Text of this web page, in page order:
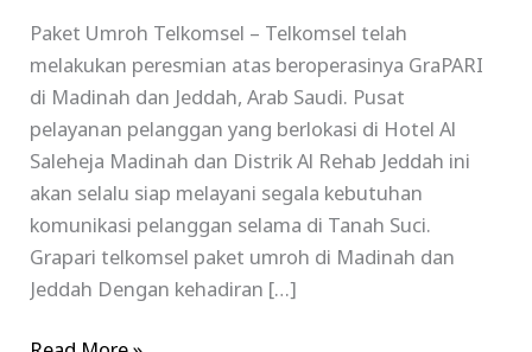
Paket Umroh Telkomsel – Telkomsel telah
melakukan peresmian atas beroperasinya GraPARI
di Madinah dan Jeddah, Arab Saudi. Pusat
pelayanan pelanggan yang berlokasi di Hotel Al
Saleheja Madinah dan Distrik Al Rehab Jeddah ini
akan selalu siap melayani segala kebutuhan
komunikasi pelanggan selama di Tanah Suci.
Grapari telkomsel paket umroh di Madinah dan
Jeddah Dengan kehadiran […]